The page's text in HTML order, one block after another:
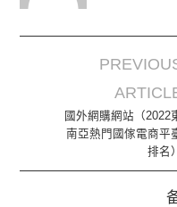
Post navigation
國外網購網站（2022
南亞熱門國傢電商平
排名）